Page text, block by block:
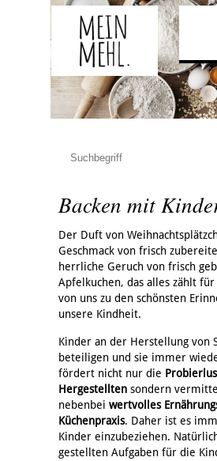
Backen mit
Der Duft von
Geschmack von frisch
herrliche Geruch von frisch
Apfelkuchen, das alles zählt
von uns zu den schönsten
unsere Kindheit.
Kinder an der Herstellung von
beteiligen und sie immer
fördert nicht nur die
Hergestellten sondern
nebenbei wertvolles
Küchenpraxis. Daher ist es
Kinder einzubeziehen.
gestellten Aufgaben für die